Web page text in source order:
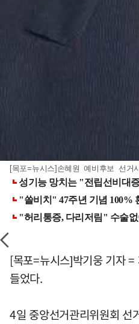
[목포=뉴시스]손혜원 예비후보 선
[목포=뉴시스]박기웅 기자
들었다.
4일 중앙선거관리위원회 선